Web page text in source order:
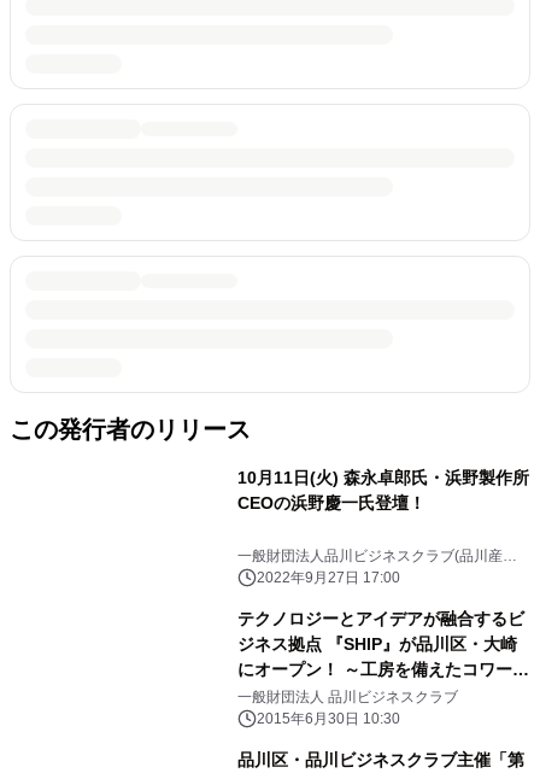
この発行者のリリース
10月11日(火) 森永卓郎氏・浜野製作所
CEOの浜野慶一氏登壇！
一般財団法人品川ビジネスクラブ(品川産業
支援交流施設SHIP指定管理者)
2022年9月27日 17:00
テクノロジーとアイデアが融合するビ
ジネス拠点 『SHIP』が品川区・大崎
にオープン！ ～工房を備えたコワーキ
ングスペースが誕生～
一般財団法人 品川ビジネスクラブ
2015年6月30日 10:30
品川区・品川ビジネスクラブ主催「第